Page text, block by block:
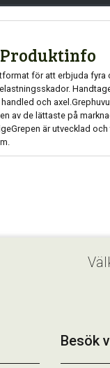
Produktinfo
för att erbjuda fyra
och
av de lättaste på
är utvecklad och
Besök